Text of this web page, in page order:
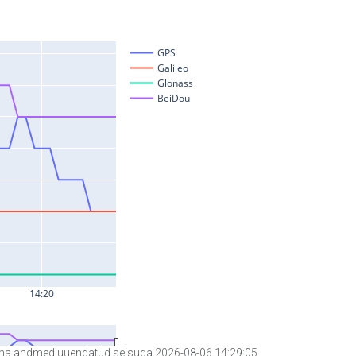
andmed uuendatud seisuga 2026-08-06 14:29:05